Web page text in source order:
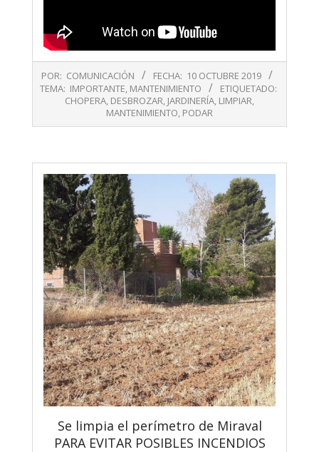
10-
POR: COMUNICACIÓN FECHA: 10 OCTUBRE 2019
TEMA: IMPORTANTE, MANTENIMIENTO
ETIQUETADO:
CHOPERA, DESBROZAR, JARDINERÍA, LIMPIAR,
MANTENIMIENTO, PODAR
Se limpia el perímetro de Miraval
PARA EVITAR POSIBLES INCENDIOS